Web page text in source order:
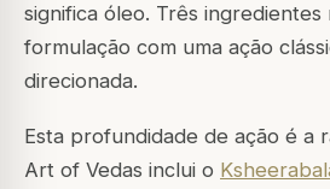
significa óleo. Três ingredientes
formulação com uma ação
direcionada.
Esta profundidade de ação é a
Art of Vedas inclui o